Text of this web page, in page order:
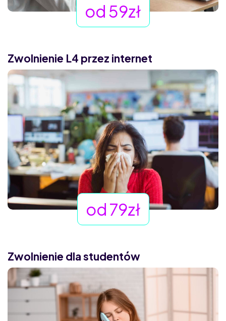
od 59zł
Zwolnienie L4 przez internet
od 79zł
Zwolnienie dla studentów